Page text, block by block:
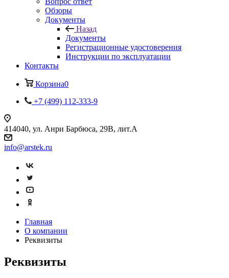
Обзоры
Документы
Назад
Документы
Регистрационные удостоверения
Инструкции по эксплуатации
Контакты
Корзина0
+7 (499) 112-333-9
414040, ул. Анри Барбюса, 29В, лит.А
info@arstek.ru
Главная
О компании
Реквизиты
Реквизиты